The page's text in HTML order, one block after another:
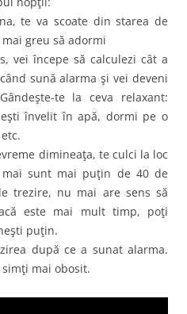
te va scoate din starea de
greu să adormi
vei începe să calculezi cât a
sună alarma şi vei deveni
te la ceva relaxant:
învelit în apă, dormi pe o
dimineaţa, te culci la loc
mai sunt mai puţin de 40 de
trezire, nu mai are sens să
este mai mult timp, poţi
puţin.
după ce a sunat alarma.
simţi mai obosit.